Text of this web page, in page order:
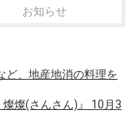
お知らせ
ど、地産地消の料理を
燦(さんさん)』 10月3